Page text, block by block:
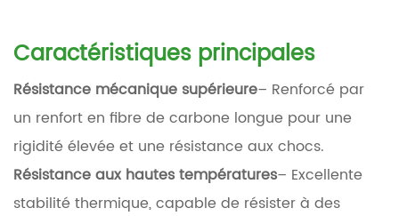
Caractéristiques principales
Résistance mécanique supérieure– Renforcé par
un renfort en fibre de carbone longue pour une
rigidité élevée et une résistance aux chocs.
Résistance aux hautes températures– Excellente
stabilité thermique, capable de résister à des